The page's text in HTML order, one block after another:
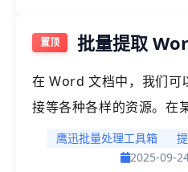
档，然后将内容复制过去
中的页的高效方法。
批量提取
在 Word 文档中，我们可
接等各种各样的资源。在
这些信息，比如我们需要
片，将每一个 Word 文档
鹰迅批量处理工具箱
2025-09-